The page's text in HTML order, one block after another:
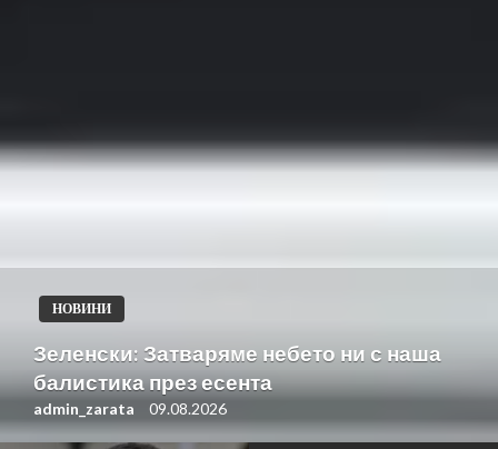
НОВИНИ
Зеленски: Затваряме небето ни с наша
балистика през есента
admin_zarata 09.08.2026